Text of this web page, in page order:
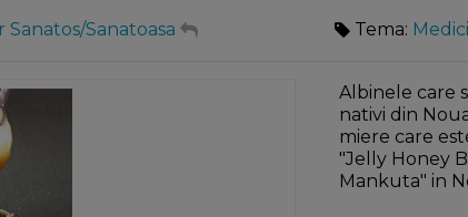
Sanatos/Sanatoasa Tema:
Albinele care
nativi din
miere care
"Jelly Honey
Mankuta" in